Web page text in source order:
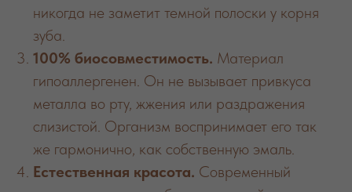
никогда не заметит темной полоски у корня
зуба.
100% биосовместимость. Материал
гипоаллергенен. Он не вызывает привкуса
металла во рту, жжения или раздражения
слизистой. Организм воспринимает его так
же гармонично, как собственную эмаль.
Естественная красота. Современный